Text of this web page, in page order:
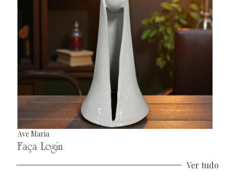
Ave Maria
Faça Login
Ver tudo